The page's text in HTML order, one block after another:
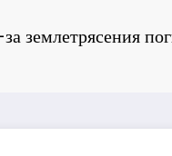
землетрясения